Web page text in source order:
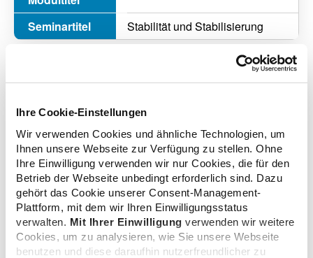
Ihre Cookie-Einstellungen
Wir verwenden Cookies und ähnliche Technologien, um
Ihnen unsere Webseite zur Verfügung zu stellen. Ohne
Ihre Einwilligung verwenden wir nur Cookies, die für den
Betrieb der Webseite unbedingt erforderlich sind. Dazu
gehört das Cookie unserer Consent-Management-
Plattform, mit dem wir Ihren Einwilligungsstatus
verwalten. Mit Ihrer Einwilligung verwenden wir weitere
Cookies, um zu analysieren, wie Sie unsere Webseite
benutzen und diese daraufhin nutzerfreundlicher zu
Stabilität und Stabilisierung
Veranstalter
Straße
Maria-Theresia-Straße 28
PLZ
81675
Ort
München
Land
Deutschland
Web